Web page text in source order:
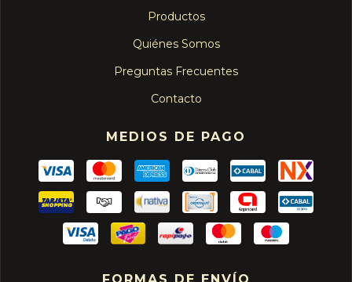
Productos
Quiénes Somos
Preguntas Frecuentes
Contacto
MEDIOS DE PAGO